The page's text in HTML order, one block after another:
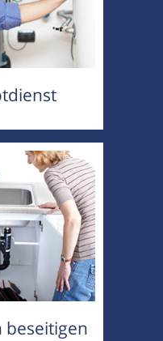
beseitigen